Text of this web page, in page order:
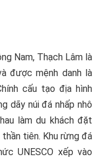
Nam, Thạch Lâm là
được mệnh danh là
cấu tạo địa hình
dãy núi đá nhấp nhô
làm du khách đặt
tiên. Khu rừng đá
UNESCO xếp vào